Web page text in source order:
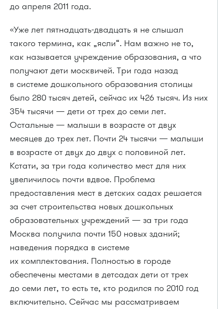
до апреля 2011 года.
«Уже лет пятнадцать-двадцать я не слышал
такого термина, как „ясли“. Нам важно не то,
как называется учреждение образования, а что
получают дети москвичей. Три года назад
в системе дошкольного образования столицы
было 280 тысяч детей, сейчас их 426 тысяч. Из них
354 тысячи — дети от трех до семи лет.
Остальные — малыши в возрасте от двух
месяцев до трех лет. Почти 24 тысячи — малыши
в возрасте от двух до двух с половиной лет.
Кстати, за три года количество мест для них
увеличилось почти вдвое. Проблема
предоставления мест в детских садах решается
за счет строительства новых дошкольных
образовательных учреждений — за три года
Москва получила почти 150 новых зданий;
наведения порядка в системе
их комплектования. Полностью в городе
обеспечены местами в детсадах дети от трех
до семи лет, то есть те, кто родился по 2010 год
включительно. Сейчас мы рассматриваем